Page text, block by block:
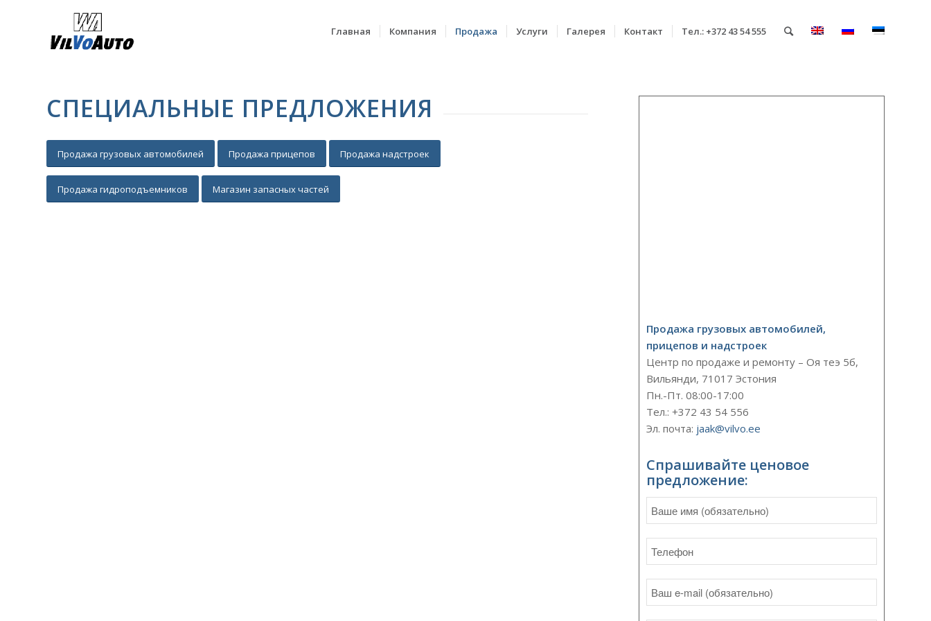
Главная Компания Продажа Услуги Галерея Контакт Тел.: +372 43 54 555
СПЕЦИАЛЬНЫЕ ПРЕДЛОЖЕНИЯ
Продажа грузовых автомобилей Продажа прицепов Продажа надстроек
Продажа гидроподъемников Магазин запасных частей
Продажа грузовых автомобилей,
прицепов и надстроек
Центр по продаже и ремонту – Оя теэ 5б,
Вильянди, 71017 Эстония
Пн.-Пт. 08:00-17:00
Тел.: +372 43 54 556
Эл. почта: jaak@vilvo.ee
Спрашивайте ценовое
предложение: